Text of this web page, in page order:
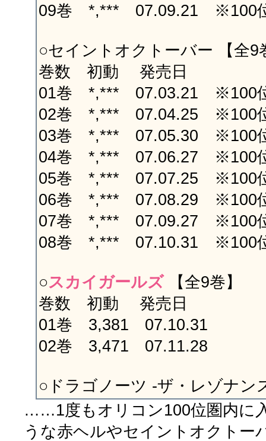
09巻 *,*** 07.09.21 ※100位
○セイントオクトーバー 【全9
巻数 初動 発売日
01巻 *,*** 07.03.21 ※100位
02巻 *,*** 07.04.25 ※100位
03巻 *,*** 07.05.30 ※100位
04巻 *,*** 07.06.27 ※100位
05巻 *,*** 07.07.25 ※100位
06巻 *,*** 07.08.29 ※100位
07巻 *,*** 07.09.27 ※100位
08巻 *,*** 07.10.31 ※100位
○スカイガールズ【全9巻】
巻数 初動 発売日
01巻 3,381 07.10.31
02巻 3,471 07.11.28
○ドラゴノーツ -ザ・レゾナン
……1度もオリコン100位圏内に
うな赤ヘルやセイントオクトー